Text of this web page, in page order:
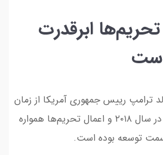
ابرقدرت
ترامپ رییس جمهوری آمریکا از زمان
تصمیم به خروج از برجام در سال ۲۰۱۸ و اعمال تحریم‌ها همواره
سمت توسعه بوده است.